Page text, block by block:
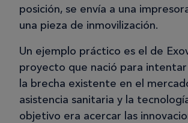
posición, se envía a una
una pieza de inmovilización.
Un ejemplo práctico es el de
proyecto que nació para intentar
la brecha existente en el
asistencia sanitaria y la
objetivo era acercar las